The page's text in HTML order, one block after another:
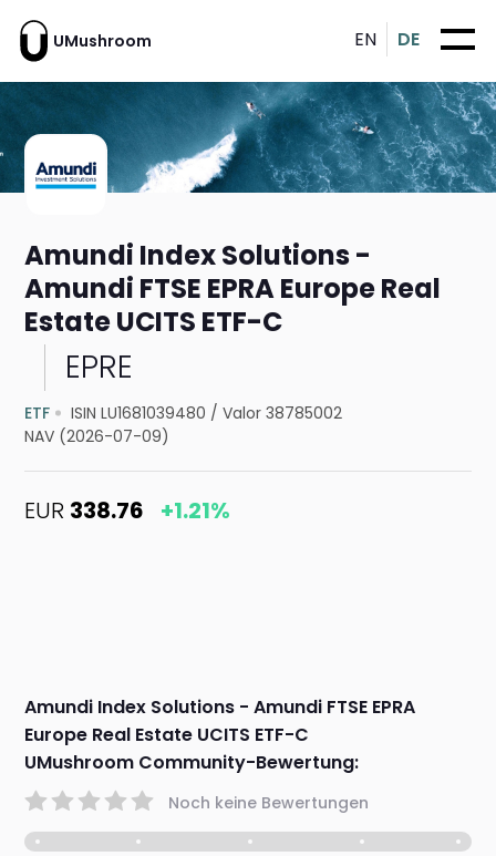
UMushroom EN DE
Amundi Index Solutions -
Amundi FTSE EPRA Europe Real
Estate UCITS ETF-C
EPRE
ETF ISIN LU1681039480 /Valor 38785002
NAV (2026-07-09)
EUR 338.76 +1.21%
Amundi Index Solutions - Amundi FTSE EPRA
Europe Real Estate UCITS ETF-C
UMushroom Community-Bewertung:
Noch keine Bewertungen